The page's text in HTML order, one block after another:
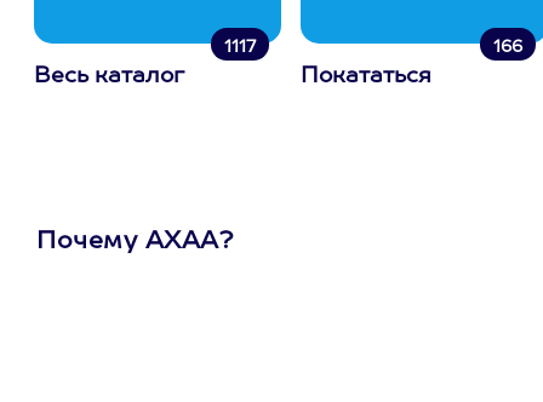
1117
Весь каталог
166
Покататься
Почему АХАА?